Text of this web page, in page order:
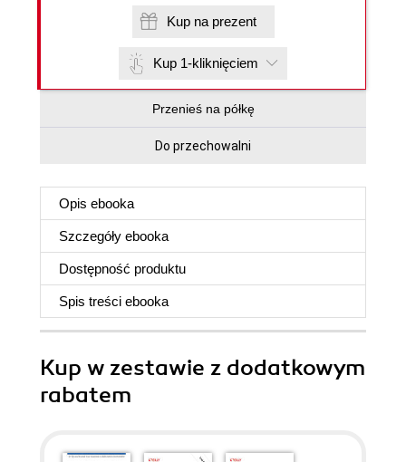
Kup na prezent
Kup 1-kliknięciem
Przenieś na półkę
Do przechowalni
Opis ebooka
Szczegóły ebooka
Dostępność produktu
Spis treści ebooka
Kup w zestawie z dodatkowym
rabatem